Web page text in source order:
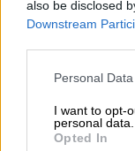
also be disclosed
Downstream
Please note that
not limited to your
grant or deny
use your data for
Personal
I want to opt-
personal data.
Opted In
για το
ιδιαίτερες
τους
ορθώς, και να
συνεργάτης
αφορά την